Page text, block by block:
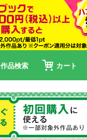
作品検索 カート